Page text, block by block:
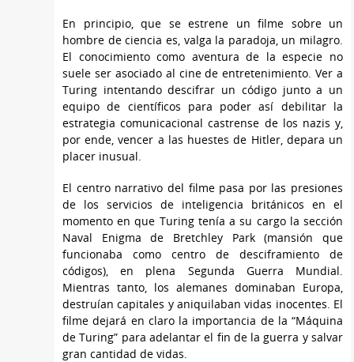
En principio, que se estrene un filme sobre un
hombre de ciencia es, valga la paradoja, un milagro.
El conocimiento como aventura de la especie no
suele ser asociado al cine de entretenimiento. Ver a
Turing intentando descifrar un código junto a un
equipo de científicos para poder así debilitar la
estrategia comunicacional castrense de los nazis y,
por ende, vencer a las huestes de Hitler, depara un
placer inusual.
El centro narrativo del filme pasa por las presiones
de los servicios de inteligencia británicos en el
momento en que Turing tenía a su cargo la sección
Naval Enigma de Bretchley Park (mansión que
funcionaba como centro de desciframiento de
códigos), en plena Segunda Guerra Mundial.
Mientras tanto, los alemanes dominaban Europa,
destruían capitales y aniquilaban vidas inocentes. El
filme dejará en claro la importancia de la “Máquina
de Turing” para adelantar el fin de la guerra y salvar
gran cantidad de vidas.